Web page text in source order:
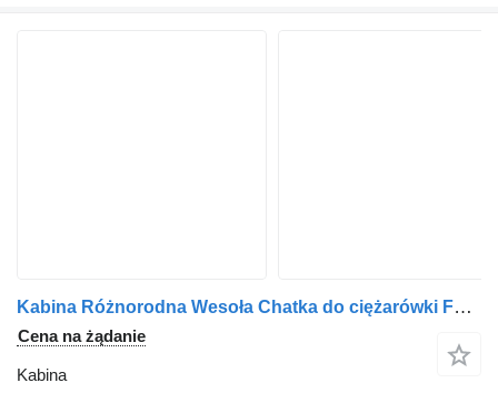
Kabina Różnorodna Wesoła Chatka do ciężarówki Ford
Cena na żądanie
Kabina